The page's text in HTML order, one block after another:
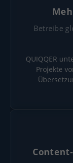
Betreibe
QUIQQER
Projekte